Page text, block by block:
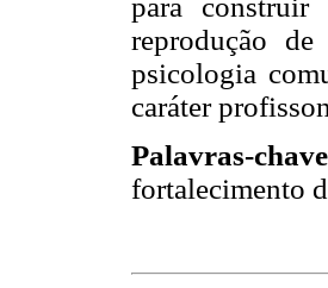
para
reprodução
psicologia
caráter
Palavras-
fortalecimento